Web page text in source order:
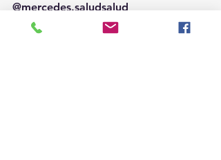
@mercedes.saludsalud